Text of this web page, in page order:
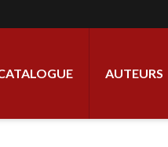
AUTEURS